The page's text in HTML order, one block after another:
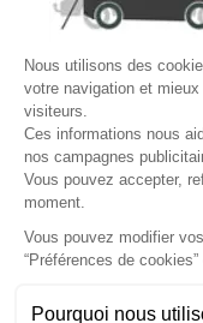
Nous utilisons des
votre navigation et
visiteurs.
Ces informations nous
nos campagnes
Vous pouvez accepter,
moment.
Vous pouvez modifier
“Préférences de
Pourquoi nous
Gérer mes
Site protégé